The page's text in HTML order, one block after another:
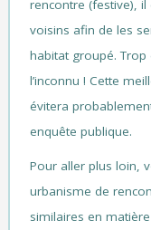
rencontre (festive),
voisins afin de les
habitat groupé.
l’inconnu ! Cette
évitera
enquête publique.
Pour aller plus loin,
urbanisme de
similaires en